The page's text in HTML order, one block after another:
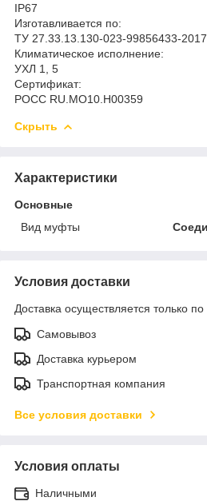
IP67
Изготавливается по:
ТУ 27.33.13.130-023-99856433-2017
Климатическое исполнение:
УХЛ 1, 5
Сертификат:
РОСС RU.MO10.H00359
Скрыть
Характеристики
Основные
Вид муфты
Условия доставки
Доставка осуществляется только по
Самовывоз
Доставка курьером
Транспортная компания
Все условия доставки
Условия оплаты
Наличными